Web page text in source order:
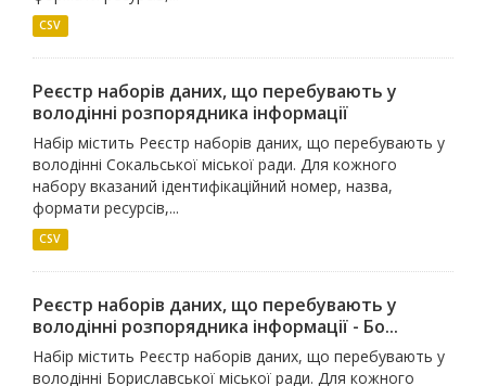
CSV
Реєстр наборів даних, що перебувають у
володінні розпорядника інформації
Набір містить Реєстр наборів даних, що перебувають у
володінні Сокальської міської ради. Для кожного
набору вказаний ідентифікаційний номер, назва,
формати ресурсів,...
CSV
Реєстр наборів даних, що перебувають у
володінні розпорядника інформації - Бо...
Набір містить Реєстр наборів даних, що перебувають у
володінні Бориславської міської ради. Для кожного